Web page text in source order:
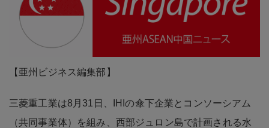
【亜州ビジネス編集部】
三菱重工業は8月31日、IHIの傘下企業とコンソーシアム
（共同事業体）を組み、西部ジュロン島で計画される水